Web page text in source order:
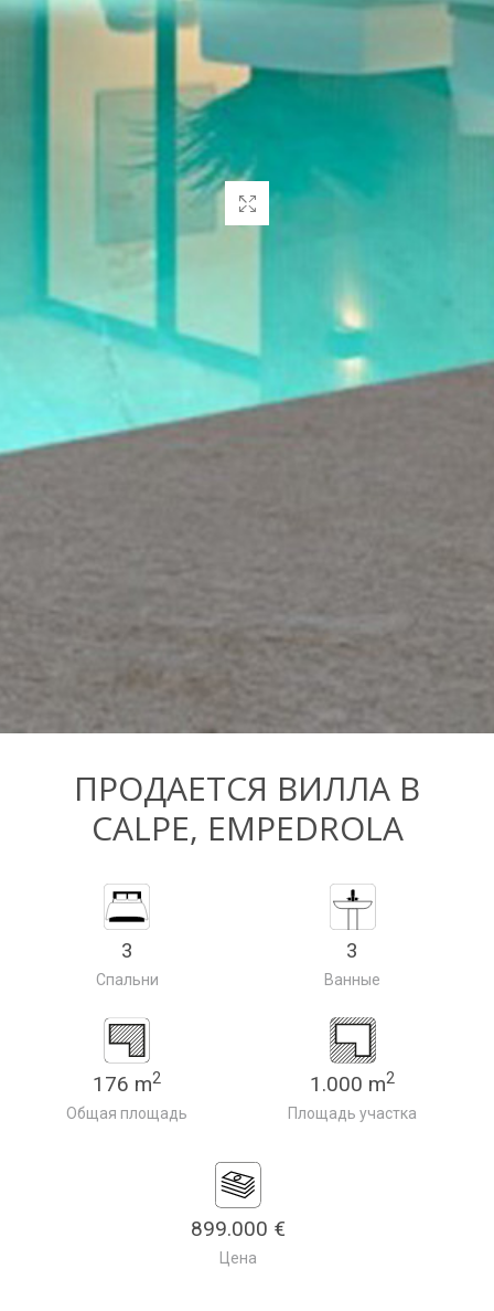
ПРОДАЕТСЯ ВИЛЛА В
CALPE, EMPEDROLA
3
Спальни
3
Ванные
176 m2
Общая площадь
1.000 m2
Площадь участка
899.000 €
Цена